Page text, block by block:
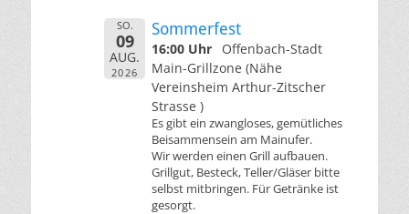
SO.
09
AUG.
2026
Sommerfest
16:00 Uhr
Offenbach-Stadt
Main-Grillzone (Nähe
Vereinsheim Arthur-Zitscher
Strasse )
Es gibt ein zwangloses, gemütliches
Beisammensein am Mainufer.
Wir werden einen Grill aufbauen.
Grillgut, Besteck, Teller/Gläser bitte
selbst mitbringen. Für Getränke ist
gesorgt.